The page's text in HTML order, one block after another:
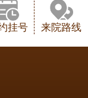
挂号 来院路线